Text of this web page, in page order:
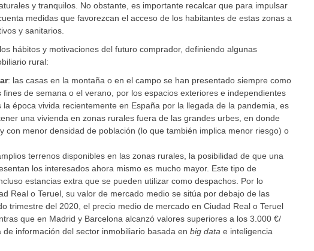
y tranquilos. No obstante, es importante recalcar que para impulsar
medidas que favorezcan el acceso de los habitantes de estas zonas a
y sanitarios.
hábitos y motivaciones del futuro comprador, definiendo algunas
rural:
: las casas en la montaña o en el campo se han presentado siempre como
de semana o el verano, por los espacios exteriores e independientes
época vivida recientemente en España por la llegada de la pandemia, es
una vivienda en zonas rurales fuera de las grandes urbes, en donde
con menor densidad de población (lo que también implica menor riesgo) o
terrenos disponibles en las zonas rurales, la posibilidad de que una
los interesados ahora mismo es mucho mayor. Este tipo de
estancias extra que se pueden utilizar como despachos. Por lo
Real o Teruel, su valor de mercado medio se sitúa por debajo de las
trimestre del 2020, el precio medio de mercado en Ciudad Real o Teruel
que en Madrid y Barcelona alcanzó valores superiores a los 3.000 €/
información del sector inmobiliario basada en big data e inteligencia